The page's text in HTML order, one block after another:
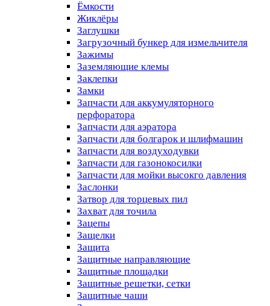
Ёмкости
Жиклёры
Заглушки
Загрузочный бункер для измельчителя
Зажимы
Заземляющие клемы
Заклепки
Замки
Запчасти для аккумуляторного
перфоратора
Запчасти для аэратора
Запчасти для болгарок и шлифмашин
Запчасти для воздуходувки
Запчасти для газонокосилки
Запчасти для мойки высокго давления
Заслонки
Затвор для торцевых пил
Захват для точила
Зацепы
Защелки
Защита
Защитные направляющие
Защитные площадки
Защитные решетки, сетки
Защитные чаши